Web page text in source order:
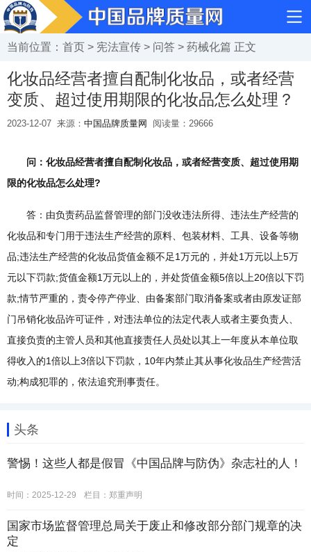
当前位置： 首页 > 宪法宣传 > 问答 > 药械化篇 正文
化妆品经营者擅自配制化妆品，或者经营
变质、超过使用期限的化妆品怎么处理？
2023-12-07 来源： 中国品牌质量网 阅读量： 29666
问：化妆品经营者擅自配制化妆品，或者经营变质、超过使用期
限的化妆品怎么处理?
答：由负责药品监督管理的部门没收违法所得、违法生产经营的
化妆品和专门用于违法生产经营的原料、包装材料、工具、设备等物
品;违法生产经营的化妆品货值金额不足1万元的，并处1万元以上5万
元以下罚款;货值金额1万元以上的，并处货值金额5倍以上20倍以下罚
款;情节严重的，责令停产停业、由备案部门取消备案或者由原发证部
门吊销化妆品许可证件，对违法单位的法定代表人或者主要负责人、
直接负责的主管人员和其他直接责任人员处以其上一年度从本单位取
得收入的1倍以上3倍以下罚款，10年内禁止其从事化妆品生产经营活
动;构成犯罪的，依法追究刑事责任。
头条
警惕！这些人都是假冒《中国品牌与防伪》杂志社的人！
时间：2025-12-29 栏目： 郑重声明
国家市场监督管理总局关于废止和修改部分部门规章的决
定